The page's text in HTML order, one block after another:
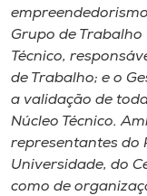
Grupo de
Técnico,
de Trabalho; e o
a validação de
Núcleo Técnico.
representantes do
Universidade, do
como de